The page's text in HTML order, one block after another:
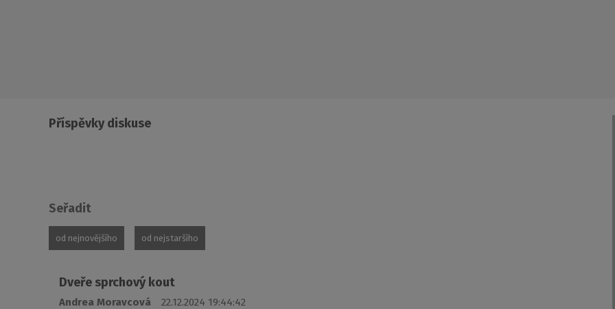
Příspěvky diskuse
Seřadit
od nejnovějšího od nejstaršího
Dveře sprchový kout
Andrea Moravcová
22.12.2024 19:44:42